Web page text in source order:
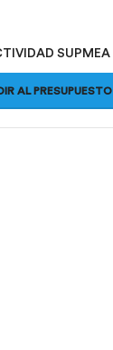
SUPMEA
AL PRESUPUESTO